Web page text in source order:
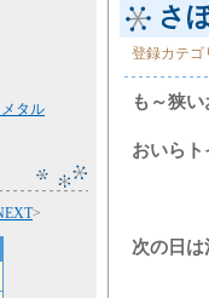
タル
>
さ
登録カテゴ
も～狭
おいら
次の日